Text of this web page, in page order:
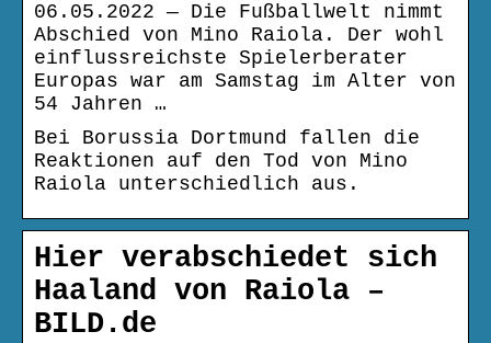
06.05.2022 — Die Fußballwelt nimmt
Abschied von Mino Raiola. Der wohl
einflussreichste Spielerberater
Europas war am Samstag im Alter von
54 Jahren …
Bei Borussia Dortmund fallen die
Reaktionen auf den Tod von Mino
Raiola unterschiedlich aus.
Hier verabschiedet sich
Haaland von Raiola –
BILD.de